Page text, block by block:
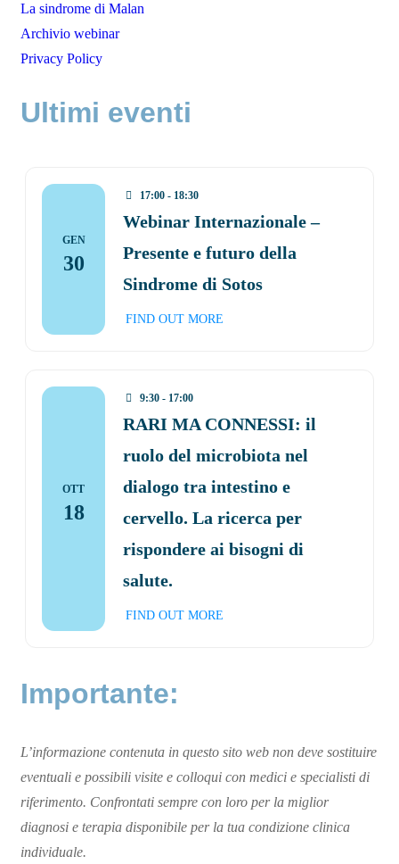
La sindrome di Malan
Archivio webinar
Privacy Policy
Ultimi eventi
GEN
30
17:00 - 18:30
Webinar Internazionale –
Presente e futuro della
Sindrome di Sotos
FIND OUT MORE
OTT
18
9:30 - 17:00
RARI MA CONNESSI: il
ruolo del microbiota nel
dialogo tra intestino e
cervello. La ricerca per
rispondere ai bisogni di
salute.
FIND OUT MORE
Importante:
L’informazione contenuta in questo sito web non deve sostituire
eventuali e possibili visite e colloqui con medici e specialisti di
riferimento. Confrontati sempre con loro per la miglior
diagnosi e terapia disponibile per la tua condizione clinica
individuale.